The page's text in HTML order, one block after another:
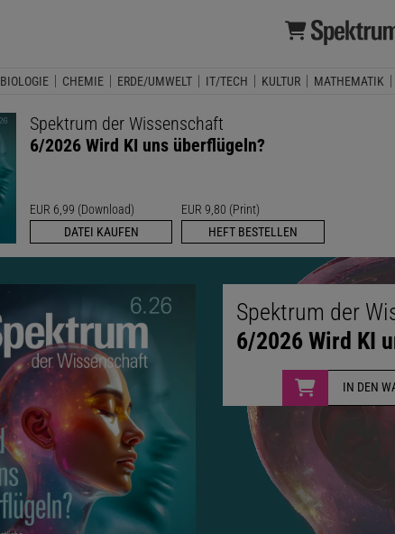
BIOLOGIE CHEMIE ERDE/UMWELT IT/TECH KULTUR MATHEMATIK
Spektrum der Wissenschaft
6/2026 Wird KI uns überflügeln?
EUR 6,99 (Download)
DATEI KAUFEN
EUR 9,80 (Print)
HEFT BESTELLEN
Spektrum der
6/2026 Wird KI
IN DEN